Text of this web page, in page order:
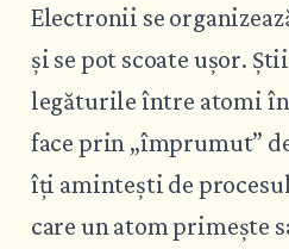
Electronii se
și se pot scoate ușor.
legăturile între atomi
face prin „împrumut”
îți amintești de
care un atom primește